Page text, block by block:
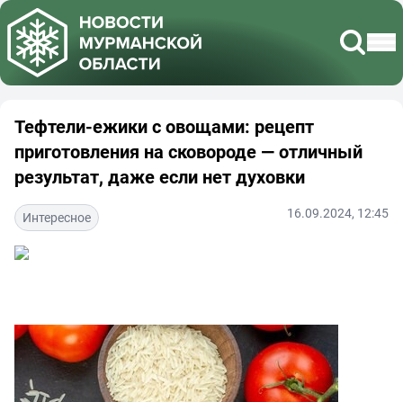
Тефтели-ежики с овощами: рецепт
приготовления на сковороде — отличный
результат, даже если нет духовки
Интересное 16.09.2024, 12:45